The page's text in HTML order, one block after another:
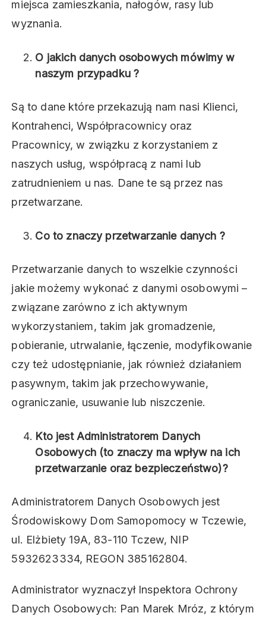
miejsca zamieszkania, nałogów, rasy lub
wyznania.
O jakich danych osobowych mówimy w
naszym przypadku ?
Są to dane które przekazują nam nasi Klienci,
Kontrahenci, Współpracownicy oraz
Pracownicy, w związku z korzystaniem z
naszych usług, współpracą z nami lub
zatrudnieniem u nas. Dane te są przez nas
przetwarzane.
Co to znaczy przetwarzanie danych ?
Przetwarzanie danych to wszelkie czynności
jakie możemy wykonać z danymi osobowymi –
związane zarówno z ich aktywnym
wykorzystaniem, takim jak gromadzenie,
pobieranie, utrwalanie, łączenie, modyfikowanie
czy też udostępnianie, jak również działaniem
pasywnym, takim jak przechowywanie,
ograniczanie, usuwanie lub niszczenie.
Kto jest Administratorem Danych
Osobowych (to znaczy ma wpływ na ich
przetwarzanie oraz bezpieczeństwo)?
Administratorem Danych Osobowych jest
Środowiskowy Dom Samopomocy w Tczewie,
ul. Elżbiety 19A, 83-110 Tczew, NIP
5932623334, REGON 385162804.
Administrator wyznaczył Inspektora Ochrony
Danych Osobowych: Pan Marek Mróz, z którym